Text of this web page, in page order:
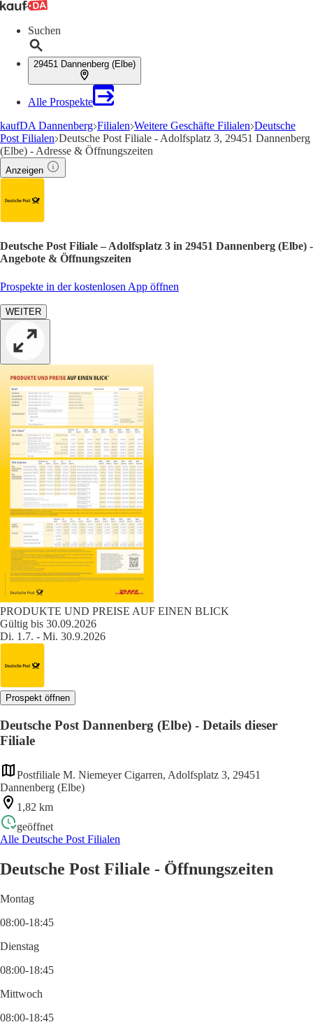
Suchen
29451 Dannenberg (Elbe)
Alle Prospekte
kaufDA Dannenberg Filialen Weitere Geschäfte Filialen Deutsche
Post Filialen Deutsche Post Filiale - Adolfsplatz 3, 29451 Dannenberg
(Elbe) - Adresse & Öffnungszeiten
Anzeigen
Deutsche Post Filiale – Adolfsplatz 3 in 29451 Dannenberg (Elbe) -
Angebote & Öffnungszeiten
Prospekte in der kostenlosen App öffnen
WEITER
PRODUKTE UND PREISE AUF EINEN BLICK
Gültig bis 30.09.2026
Di. 1.7. - Mi. 30.9.2026
Prospekt öffnen
Deutsche Post Dannenberg (Elbe) - Details dieser
Filiale
Postfiliale M. Niemeyer Cigarren, Adolfsplatz 3, 29451
Dannenberg (Elbe)
1,82 km
geöffnet
Alle Deutsche Post Filialen
Deutsche Post Filiale - Öffnungszeiten
Montag
08:00-18:45
Dienstag
08:00-18:45
Mittwoch
08:00-18:45